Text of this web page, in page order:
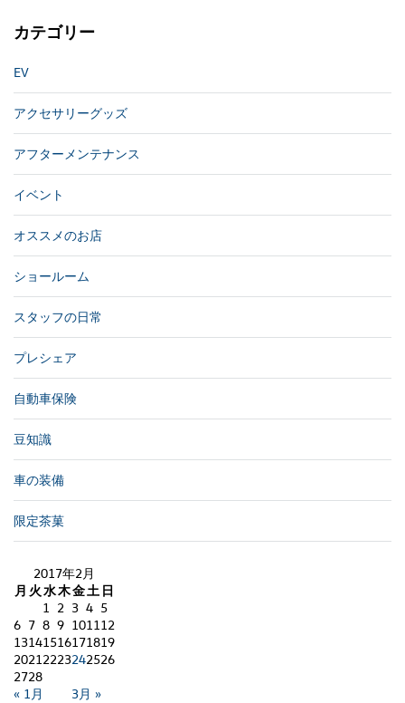
カテゴリー
EV
アクセサリーグッズ
アフターメンテナンス
イベント
オススメのお店
ショールーム
スタッフの日常
プレシェア
自動車保険
豆知識
車の装備
限定茶菓
2017年2月
月 火水木金土 日
« 1月 3月 »
1 2 3 4 5
6 7 8 9 101112
13141516171819
20212223242526
2728